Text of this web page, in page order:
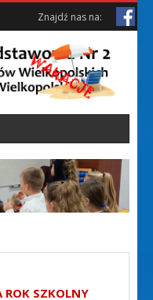
Znajdź nas na:
ROK SZKOLNY